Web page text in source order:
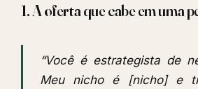
1. A oferta que cabe em uma
“Você é estrategista de
Meu nicho é [nicho] e